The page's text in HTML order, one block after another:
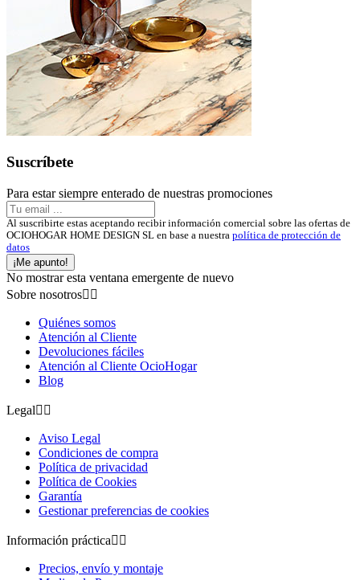
Suscríbete
Para estar siempre enterado de nuestras promociones
Al suscribirte estas aceptando recibir información comercial sobre las ofertas de
OCIOHOGAR HOME DESIGN SL en base a nuestra política de protección de
datos
¡Me apunto!
No mostrar esta ventana emergente de nuevo
Sobre nosotros 
Quiénes somos
Atención al Cliente
Devoluciones fáciles
Atención al Cliente OcioHogar
Blog
Legal 
Aviso Legal
Condiciones de compra
Política de privacidad
Política de Cookies
Garantía
Gestionar preferencias de cookies
Información práctica 
Precios, envío y montaje